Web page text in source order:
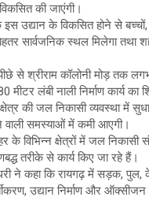
की जाएंगी।
इस उद्यान के विकसित होने से
सार्वजनिक स्थल मिलेगा तथा
से श्रीराम कॉलोनी मोड़ तक
लंबी नाली निर्माण कार्य का
की जल निकासी व्यवस्था में
वाली समस्याओं में कमी आएगी।
के विभिन्न क्षेत्रों में जल
तरीके से कार्य किए जा रहे हैं।
ने कहा कि रायगढ़ में सड़क, पुल,
उद्यान निर्माण और